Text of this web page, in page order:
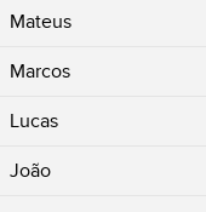
Mateus
Marcos
Lucas
João